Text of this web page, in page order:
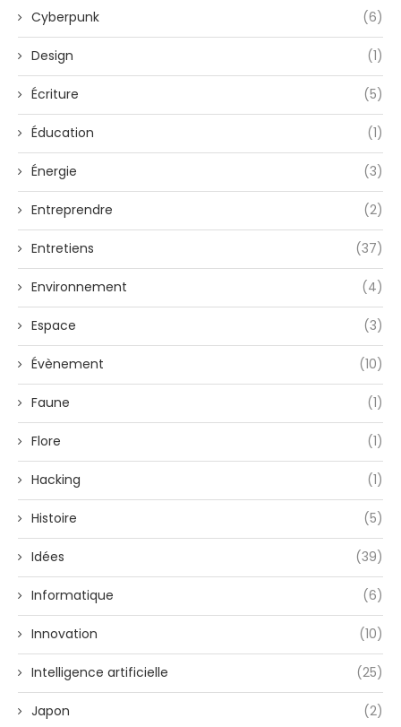
Cyberpunk (6)
Design (1)
Écriture (5)
Éducation (1)
Énergie (3)
Entreprendre (2)
Entretiens (37)
Environnement (4)
Espace (3)
Évènement (10)
Faune (1)
Flore (1)
Hacking (1)
Histoire (5)
Idées (39)
Informatique (6)
Innovation (10)
Intelligence artificielle (25)
Japon (2)